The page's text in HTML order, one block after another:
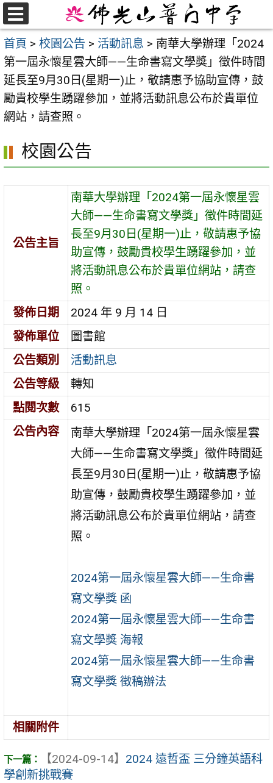
跳
至
主
要
內
容
區
首頁 > 校園公告 > 活動訊息 > 南華大學辦理「2024
第一屆永懷星雲大師——生命書寫文學獎」徵件時間
延長至9月30日(星期一)止，敬請惠予協助宣傳，鼓
勵貴校學生踴躍參加，並將活動訊息公布於貴單位
網站，請查照。
校園公告
公告主旨
南華大學辦理「2024第一屆永懷星雲
大師——生命書寫文學獎」徵件時間延
長至9月30日(星期一)止，敬請惠予協
助宣傳，鼓勵貴校學生踴躍參加，並
將活動訊息公布於貴單位網站，請查
照。
發佈日期
2024 年 9 月 14 日
發佈單位
圖書館
公告類別
活動訊息
公告等級
轉知
點閱次數
615
公告內容
南華大學辦理「2024第一屆永懷星雲
大師——生命書寫文學獎」徵件時間延
長至9月30日(星期一)止，敬請惠予協
助宣傳，鼓勵貴校學生踴躍參加，並
將活動訊息公布於貴單位網站，請查
照。
2024第一屆永懷星雲大師——生命書
寫文學獎 函
2024第一屆永懷星雲大師——生命書
寫文學獎 海報
2024第一屆永懷星雲大師——生命書
寫文學獎 徵稿辦法
相關附件
【2024-09-14】 2024 遠哲盃 三分鐘英語科
學創新挑戰賽
選
單